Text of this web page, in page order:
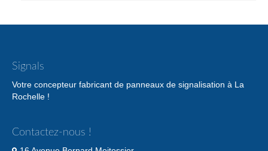
Signals
Votre concepteur fabricant de panneaux de signalisation à La
Rochelle !
Contactez-nous !